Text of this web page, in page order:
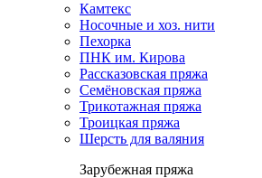
Камтекс
Носочные и хоз. нити
Пехорка
ПНК им. Кирова
Рассказовская пряжа
Семёновская пряжа
Трикотажная пряжа
Троицкая пряжа
Шерсть для валяния
Зарубежная пряжа